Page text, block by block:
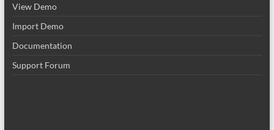
View Demo
Import Demo
Documentation
Support Forum